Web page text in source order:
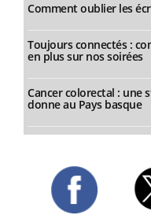
Comment oublier les
Toujours connectés :
en plus sur nos soirées
Cancer colorectal : une
donne au Pays basque